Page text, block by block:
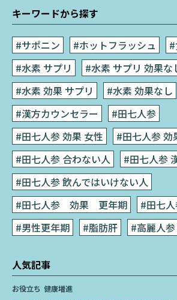
健康増進
成分について
漢方カウンセラーのお
漢方カウンセラー監修
キーワードから探す
#サポニン #ホットフラッシュ
#水素 サプリ
#水素 サプリ 効果な
#水素 効果 サプリ
#水素 効果なし
#漢方カウンセラー
#田七人参
#田七人参 効果 女性
#田七人参 効
#田七人参 合わない人
#田七人参
#田七人参 飲んではいけない人
#田七人参 効果 更年期
#田七
#男性更年期
#脂肪肝 #高麗人参
人気記事
お役立ち 健康増進